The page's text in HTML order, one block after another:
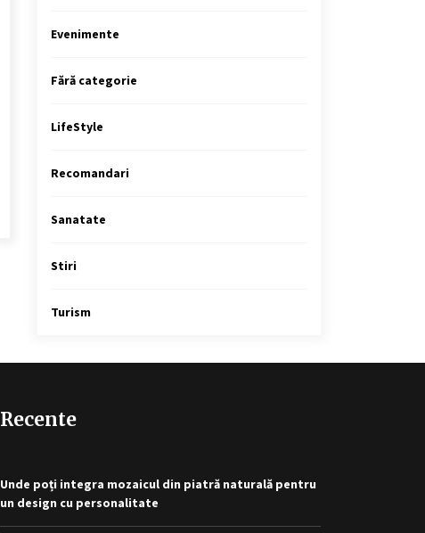
Evenimente
Fără categorie
LifeStyle
Recomandari
Sanatate
Stiri
Turism
Recente
Unde poți integra mozaicul din piatră naturală pentru
un design cu personalitate